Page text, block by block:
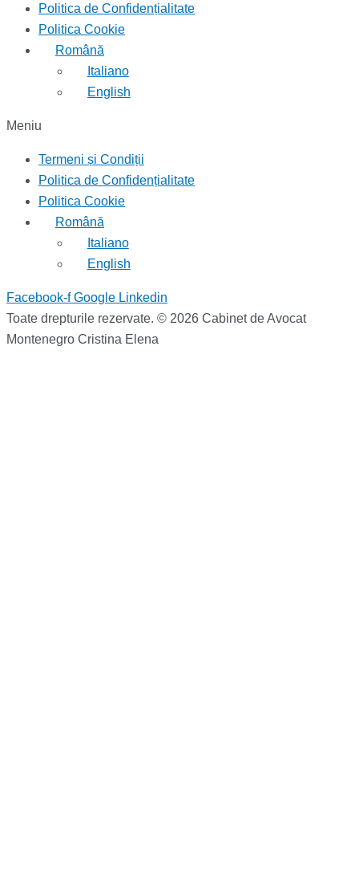
Politica de Confidențialitate
Politica Cookie
Română
Italiano
English
Meniu
Termeni și Condiții
Politica de Confidențialitate
Politica Cookie
Română
Italiano
English
Facebook-f Google Linkedin
Toate drepturile rezervate. © 2026 Cabinet de Avocat
Montenegro Cristina Elena